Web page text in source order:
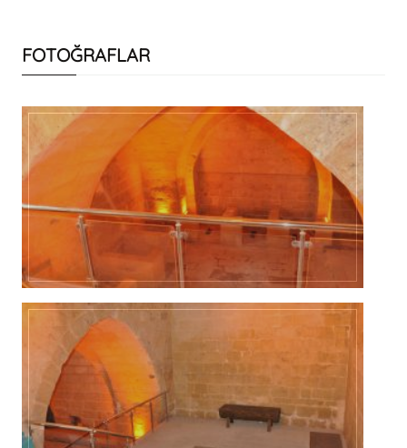
FOTOĞRAFLAR